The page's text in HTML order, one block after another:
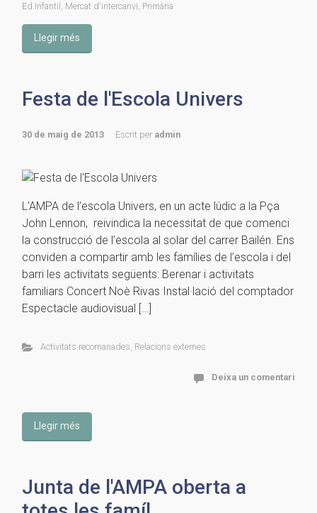
Ed.Infantil , Mercat d'intercanvi, Primària
Llegir més
Festa de l'Escola Univers
30 de maig de 2013 Escrit per admin
L’AMPA de l’escola Univers, en un acte lúdic a la Pça
John Lennon, reivindica la necessitat de que comenci
la construcció de l’escola al solar del carrer Bailén. Ens
conviden a compartir amb les famílies de l’escola i del
barri les activitats següents: Berenar i activitats
familiars Concert Noè Rivas Instal·lació del comptador
Espectacle audiovisual […]
Activitats recomanades, Relacions externes
Deixa un comentari
Llegir més
Junta de l'AMPA oberta a